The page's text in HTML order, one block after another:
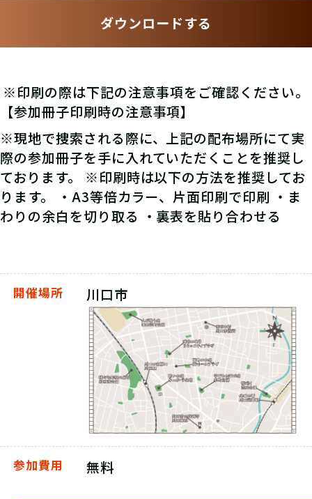
ダウンロードする
※印刷の際は下記の注意事項をご確認ください。
【参加冊子印刷時の注意事項】
※現地で捜索される際に、上記の配布場所にて実
際の参加冊子を手に入れていただくことを推奨し
ております。 ※印刷時は以下の方法を推奨してお
ります。 ・A3等倍カラー、片面印刷で印刷 ・ま
わりの余白を切り取る ・裏表を貼り合わせる
開催場所 川口市
参加費用 無料